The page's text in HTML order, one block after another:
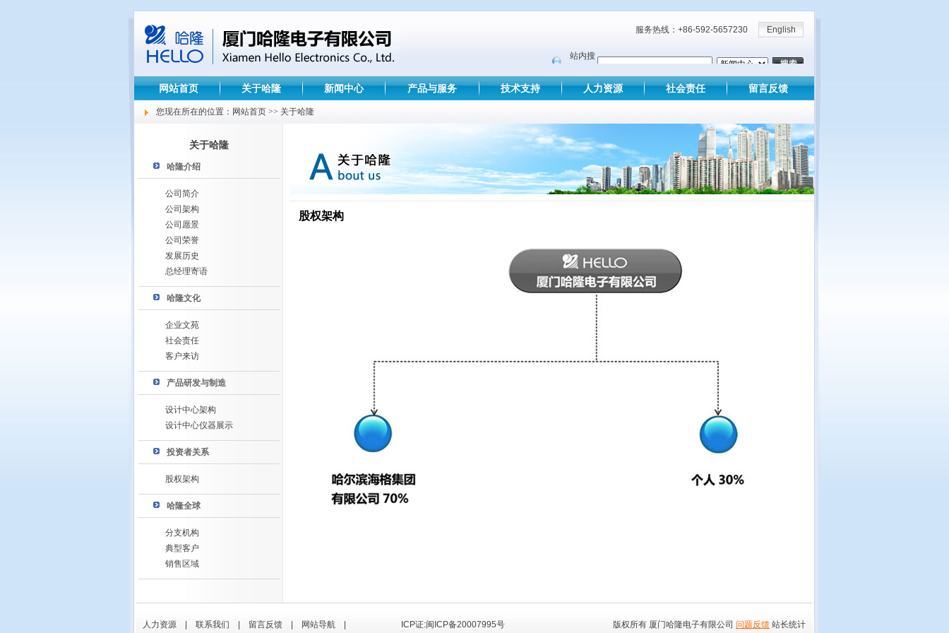
English
服务热线：+86-592-5657230
站内搜
网站首页 关于哈隆 新闻中心 产品与服务 技术支持 人力资源 社会责任 留言反馈
您现在所在的位置：网站首页 >> 关于哈隆
关于哈隆
哈隆介绍
公司简介
公司架构
公司愿景
公司荣誉
发展历史
总经理寄语
哈隆文化
企业文苑
社会责任
客户来访
产品研发与制造
设计中心架构
设计中心仪器展示
投资者关系
股权架构
哈隆全球
分支机构
典型客户
销售区域
股权架构
人力资源 联系我们 留言反馈 网站导航 ICP证:闽ICP备20007995号 版权所有 厦门哈隆电子有限公司 问题反馈 站长统计